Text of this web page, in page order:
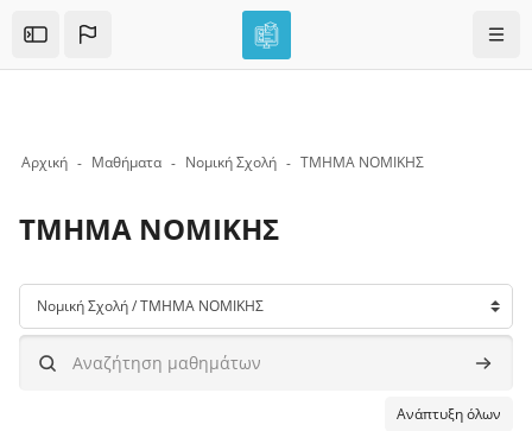
Skip to sidebar navigation menu
Skip to mobile navigation menu
Skip to top bar navigation menu
Μετάβαση στο κεντρικό περιεχόμενο
Open the sidebar
Αρχική Μαθήματα Νομική Σχολή ΤΜΗΜΑ ΝΟΜΙΚΗΣ
ΤΜΗΜΑ ΝΟΜΙΚΗΣ
Μπλοκ
Κατηγορίες μαθημάτων
Αναζήτηση μαθημάτων
Ανάπτυξη όλων